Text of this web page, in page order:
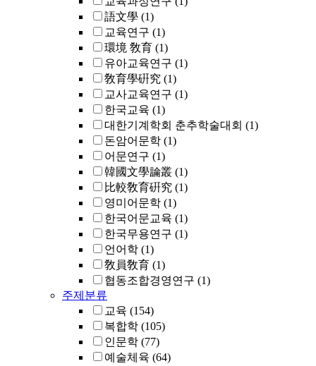
語文學 (1)
교육연구 (1)
環境 敎育 (1)
유아교육연구 (1)
敎育學硏究 (1)
교사교육연구 (1)
한국교육 (1)
대한기계학회 춘추학술대회 (1)
돈암어문학 (1)
어문연구 (1)
韓國文學論叢 (1)
比較敎育硏究 (1)
영미어문학 (1)
한국어문교육 (1)
한국무용연구 (1)
언어학 (1)
敎員敎育 (1)
협동조합경영연구 (1)
주제분류
교육 (154)
복합학 (105)
인문학 (77)
예술체육 (64)